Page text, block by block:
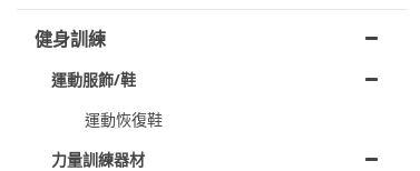
健身訓練
運動服飾/鞋
運動恢復鞋
力量訓練器材